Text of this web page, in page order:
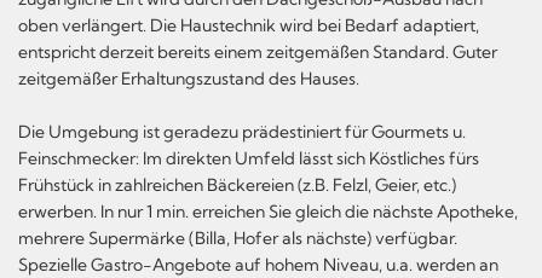
oben verlängert. Die Haustechnik wird bei Bedarf adaptiert,
entspricht derzeit bereits einem zeitgemäßen Standard. Guter
zeitgemäßer Erhaltungszustand des Hauses.
Die Umgebung ist geradezu prädestiniert für Gourmets u.
Feinschmecker: Im direkten Umfeld lässt sich Köstliches fürs
Frühstück in zahlreichen Bäckereien (z.B. Felzl, Geier, etc.)
erwerben. In nur 1 min. erreichen Sie gleich die nächste Apotheke,
mehrere Supermärke (Billa, Hofer als nächste) verfügbar.
Spezielle Gastro-Angebote auf hohem Niveau, u.a. werden an